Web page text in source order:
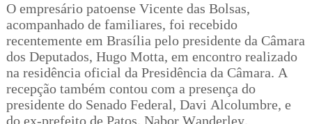
O empresário patoense Vicente das Bolsas,
acompanhado de familiares, foi recebido
recentemente em Brasília pelo presidente da Câmara
dos Deputados, Hugo Motta, em encontro realizado
na residência oficial da Presidência da Câmara. A
recepção também contou com a presença do
presidente do Senado Federal, Davi Alcolumbre, e
do ex-prefeito de Patos, Nabor Wanderley.